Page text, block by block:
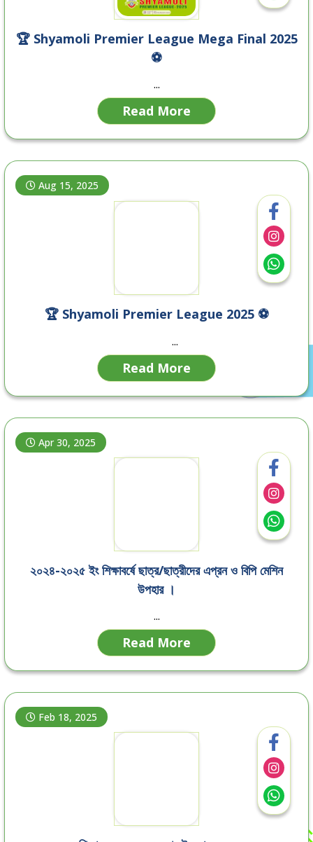
🏆 Shyamoli Premier League Mega Final 2025
⚽
...
Read More
Aug 15, 2025
🏆 Shyamoli Premier League 2025 ⚽
...
Read More
Apr 30, 2025
২০২৪-২০২৫ ইং শিক্ষাবর্ষে ছাত্র/ছাত্রীদের এপ্রন ও বিপি মেশিন
উপহার ।
...
Read More
Feb 18, 2025